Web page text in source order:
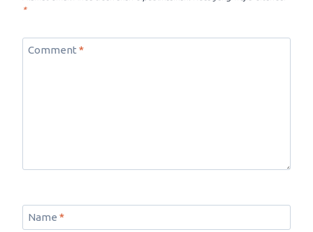
*
Comment *
Name *